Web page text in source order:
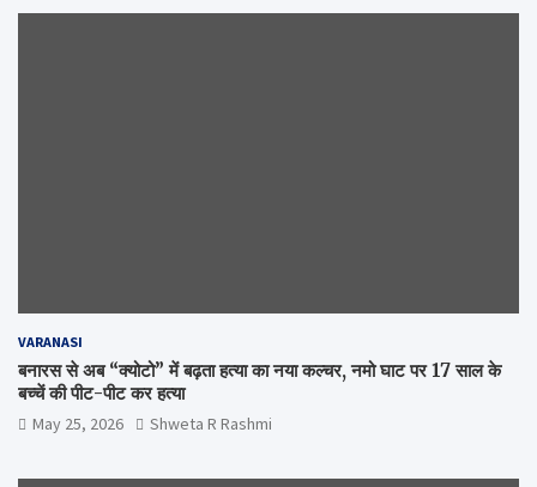
VARANASI
बनारस से अब “क्योटो” में बढ़ता हत्या का नया कल्चर, नमो घाट पर 17 साल के
बच्चें की पीट-पीट कर हत्या
May 25, 2026 Shweta R Rashmi